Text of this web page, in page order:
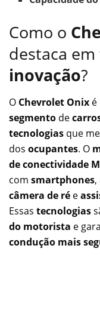
Como o
destaca em
inovação?
O Chevrolet Onix é
segmento de
tecnologias que
dos ocupantes. O
de conectividade
com smartphones
câmera de ré e
Essas tecnologias
do motorista e
condução mais